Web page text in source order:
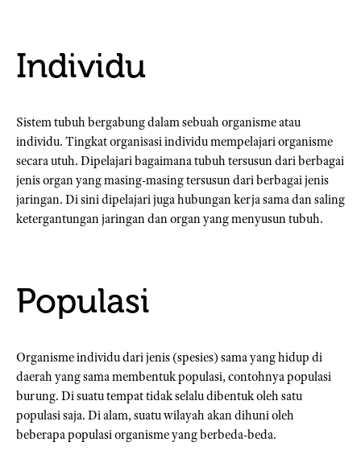
Individu
Sistem tubuh bergabung dalam sebuah organisme atau
individu. Tingkat organisasi individu mempelajari organisme
secara utuh. Dipelajari bagaimana tubuh tersusun dari berbagai
jenis organ yang masing-masing tersusun dari berbagai jenis
jaringan. Di sini dipelajari juga hubungan kerja sama dan saling
ketergantungan jaringan dan organ yang menyusun tubuh.
Populasi
Organisme individu dari jenis (spesies) sama yang hidup di
daerah yang sama membentuk populasi, contohnya populasi
burung. Di suatu tempat tidak selalu dibentuk oleh satu
populasi saja. Di alam, suatu wilayah akan dihuni oleh
beberapa populasi organisme yang berbeda-beda.